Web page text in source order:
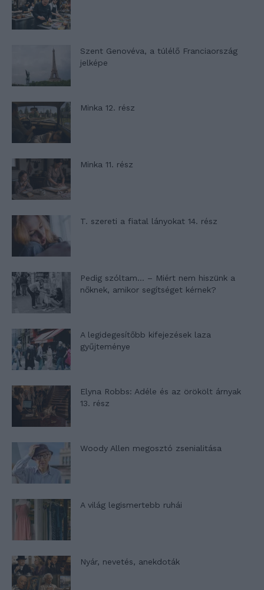
Szent Genovéva, a túlélő Franciaország
jelképe
Minka 12. rész
Minka 11. rész
T. szereti a fiatal lányokat 14. rész
Pedig szóltam… – Miért nem hiszünk a
nőknek, amikor segítséget kérnek?
A legidegesítőbb kifejezések laza
gyűjteménye
Elyna Robbs: Adéle és az örökölt árnyak
13. rész
Woody Allen megosztó zsenialitása
A világ legismertebb ruhái
Nyár, nevetés, anekdoták